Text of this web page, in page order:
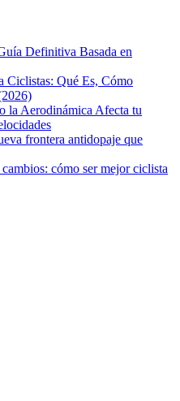
Definitiva Basada en
Ciclistas: Qué Es, Cómo
la Aerodinámica Afecta tu
frontera antidopaje que
cómo ser mejor ciclista